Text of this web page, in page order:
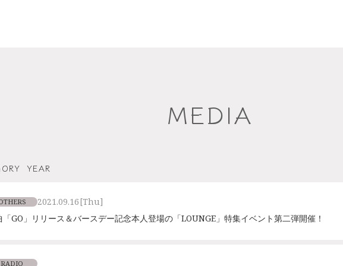
MEDIA
YEAR
2021.09.16[Thu]
「GO」リリース＆バースデー記念本人登場の「LOUNGE」特集イベント第二弾開催！
RADIO